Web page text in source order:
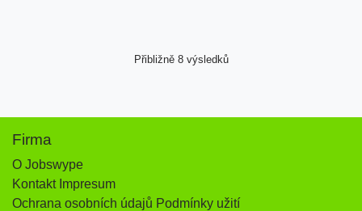
Přibližně 8 výsledků
Firma
O Jobswype
Kontakt Impresum
Ochrana osobních údajů Podmínky užití